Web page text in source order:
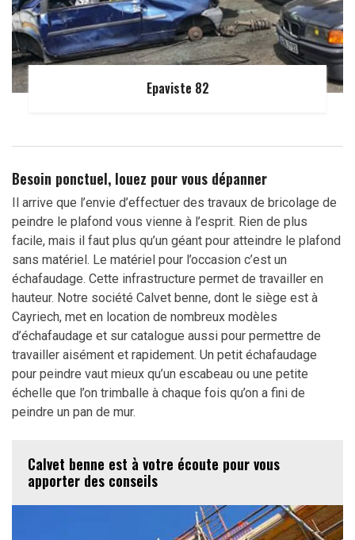
Epaviste 82
Besoin ponctuel, louez pour vous dépanner
Il arrive que l’envie d’effectuer des travaux de bricolage de
peindre le plafond vous vienne à l’esprit. Rien de plus
facile, mais il faut plus qu’un géant pour atteindre le plafond
sans matériel. Le matériel pour l’occasion c’est un
échafaudage. Cette infrastructure permet de travailler en
hauteur. Notre société Calvet benne, dont le siège est à
Cayriech, met en location de nombreux modèles
d’échafaudage et sur catalogue aussi pour permettre de
travailler aisément et rapidement. Un petit échafaudage
pour peindre vaut mieux qu’un escabeau ou une petite
échelle que l’on trimballe à chaque fois qu’on a fini de
peindre un pan de mur.
Calvet benne est à votre écoute pour vous
apporter des conseils